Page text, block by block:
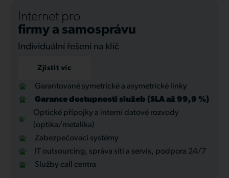
Internet pro
firmy a samosprávu
Individuální řešení na klíč
Zjistit víc
Garantované symetrické a asymetrické linky
Garance dostupnosti služeb (SLA až 99,9 %)
Optické přípojky a interní datové rozvody
(optika/metalika)
Zabezpečovací systémy
IT outsourcing, správa sítí a servis, podpora 24/7
Služby call centra